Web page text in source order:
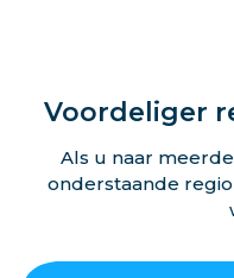
Voordeliger
Als u naar
onderstaande